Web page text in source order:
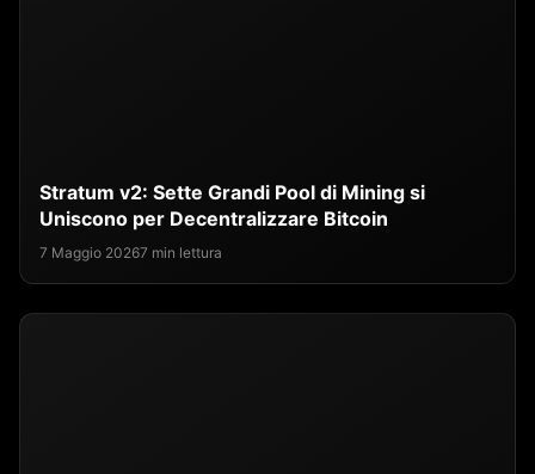
Stratum v2: Sette Grandi Pool di Mining si
Uniscono per Decentralizzare Bitcoin
7 Maggio 20267 min lettura